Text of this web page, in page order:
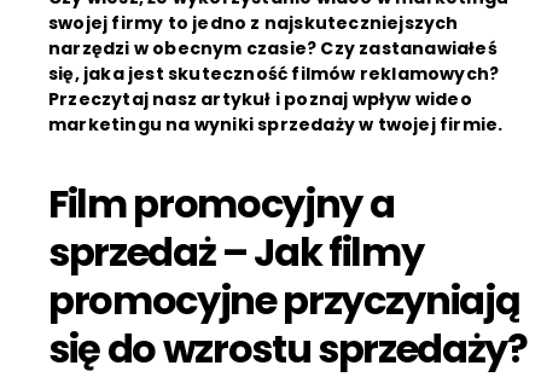
swojej firmy to jedno z najskuteczniejszych
narzędzi w obecnym czasie? Czy zastanawiałeś
się, jaka jest skuteczność filmów reklamowych?
Przeczytaj nasz artykuł i poznaj wpływ wideo
marketingu na wyniki sprzedaży w twojej firmie.
Film promocyjny a
sprzedaż – Jak filmy
promocyjne przyczyniają
się do wzrostu sprzedaży?